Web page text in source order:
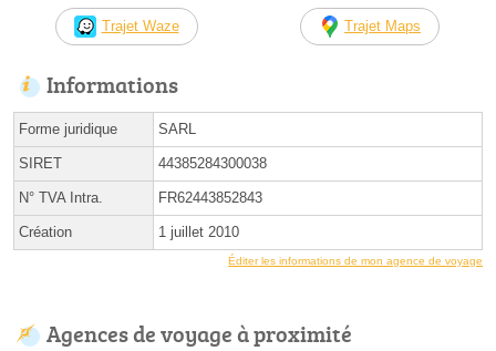
Trajet Waze Trajet Maps
Informations
Forme juridique SARL
SIRET 44385284300038
N° TVA Intra. FR62443852843
Création 1 juillet 2010
Éditer les informations de mon agence de voyage
Agences de voyage à proximité